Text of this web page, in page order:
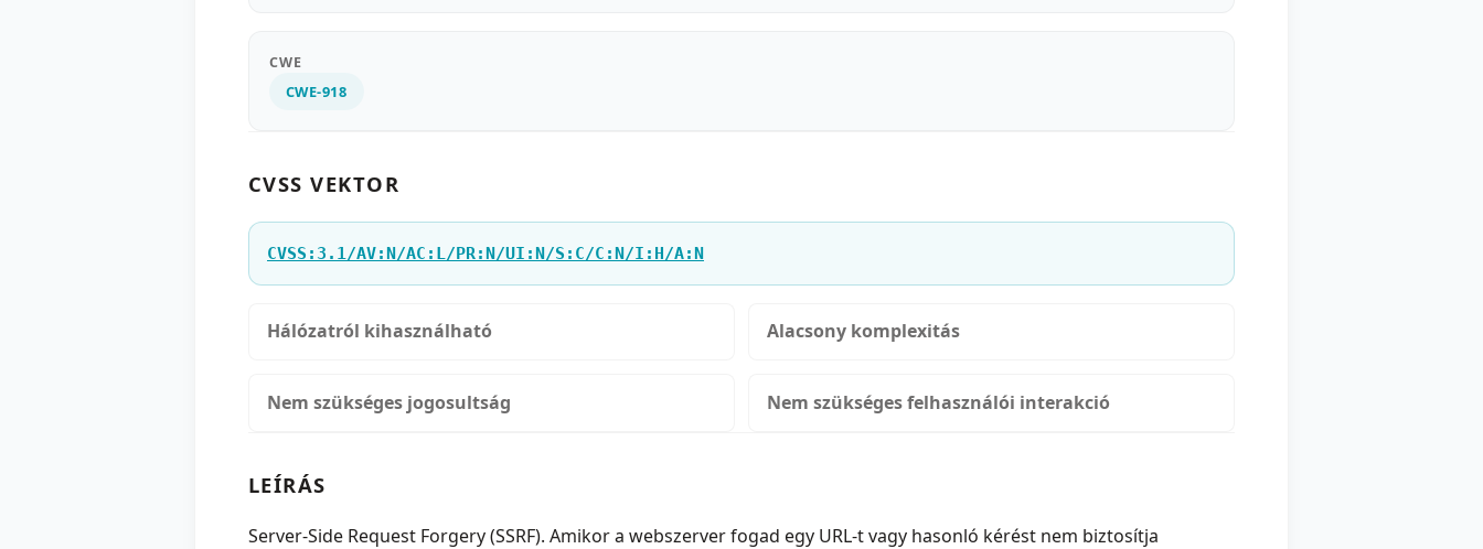
CWE
CWE-918
CVSS VEKTOR
CVSS:3.1/AV:N/AC:L/PR:N/UI:N/S:C/C:N/I:H/A:N
Hálózatról kihasználható Alacsony komplexitás
Nem szükséges jogosultság Nem szükséges felhasználói interakció
LEÍRÁS
Server-Side Request Forgery (SSRF). Amikor a webszerver fogad egy URL-t vagy hasonló kérést nem biztosítja